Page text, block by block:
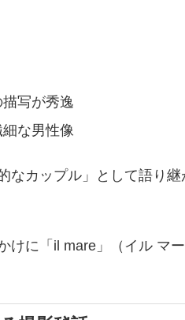
写が秀逸
な男性像
なカップル」として語り
に「il mare」（イル マ